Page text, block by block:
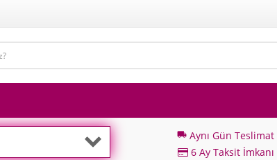
local_shipping Aynı Gün Teslimat
6 Ay Taksit İmkanı